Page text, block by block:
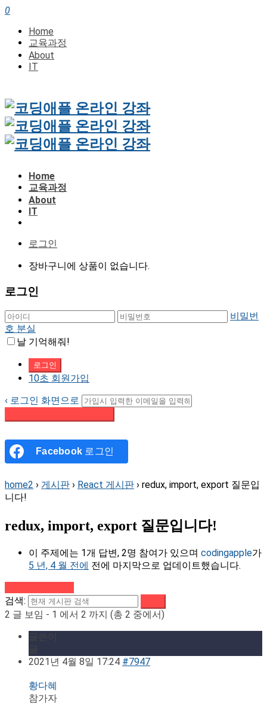
0
Home
교육과정
About
IT
Home
교육과정
About
IT
로그인
장바구니에 상품이 없습니다.
로그인
비밀번
호 분실
날 기억해줘!
10초 회원가입
‹ 로그인 화면으로
Facebook 로그인
home2 › 게시판 › React 게시판 › redux, import, export 질문입
니다!
redux, import, export 질문입니다!
이 주제에는 1개 답변, 2명 참여가 있으며 codingapple가
5 년, 4 월 전에 전에 마지막으로 업데이트했습니다.
검색:
2 글 보임 - 1 에서 2 까지 (총 2 중에서)
2021년 4월 8일 17:24 #7947
황다혜
참가자